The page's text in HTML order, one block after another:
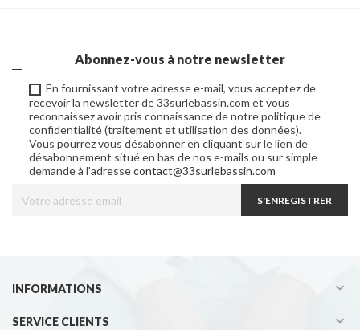
Abonnez-vous à notre newsletter
En fournissant votre adresse e-mail, vous acceptez de
recevoir la newsletter de 33surlebassin.com et vous
reconnaissez avoir pris connaissance de notre politique de
confidentialité (traitement et utilisation des données).
Vous pourrez vous désabonner en cliquant sur le lien de
désabonnement situé en bas de nos e-mails ou sur simple
demande à l'adressecontact@33surlebassin.com
S'ENREGISTRER
INFORMATIONS 
SERVICE CLIENTS 